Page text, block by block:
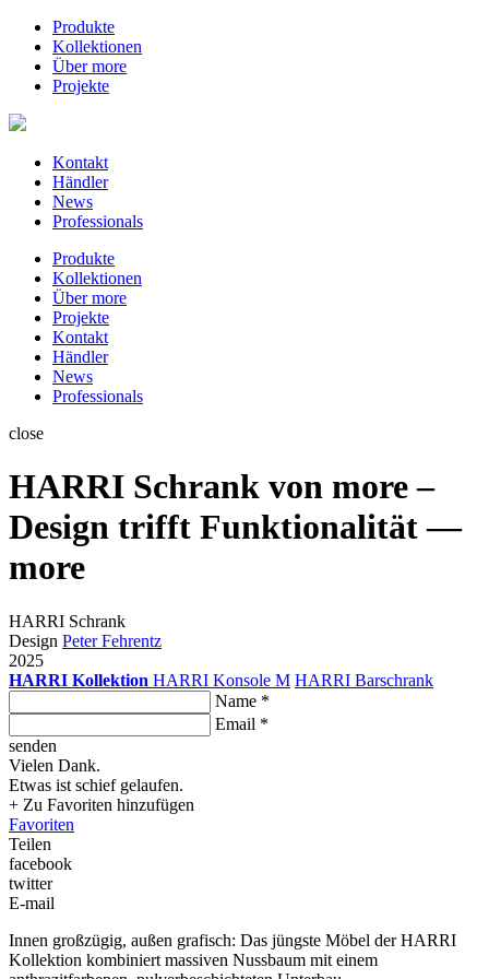
Produkte
Kollektionen
Über more
Projekte
Kontakt
Händler
News
Professionals
Produkte
Kollektionen
Über more
Projekte
Kontakt
Händler
News
Professionals
close
HARRI Schrank von more –
Design trifft Funktionalität —
more
HARRI Schrank
Design Peter Fehrentz
2025
HARRI Kollektion HARRI Konsole M HARRI Barschrank
Name *
Email *
senden
Vielen Dank.
Etwas ist schief gelaufen.
+ Zu Favoriten hinzufügen
Favoriten
Teilen
facebook
twitter
E-mail
Innen großzügig, außen grafisch: Das jüngste Möbel der HARRI
Kollektion kombiniert massiven Nussbaum mit einem